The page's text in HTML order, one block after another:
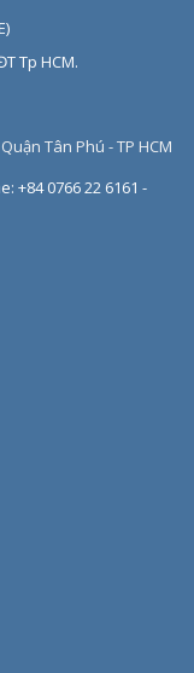
)
Tp HCM.
Tân Phú - TP HCM
+84 0766 22 6161 -